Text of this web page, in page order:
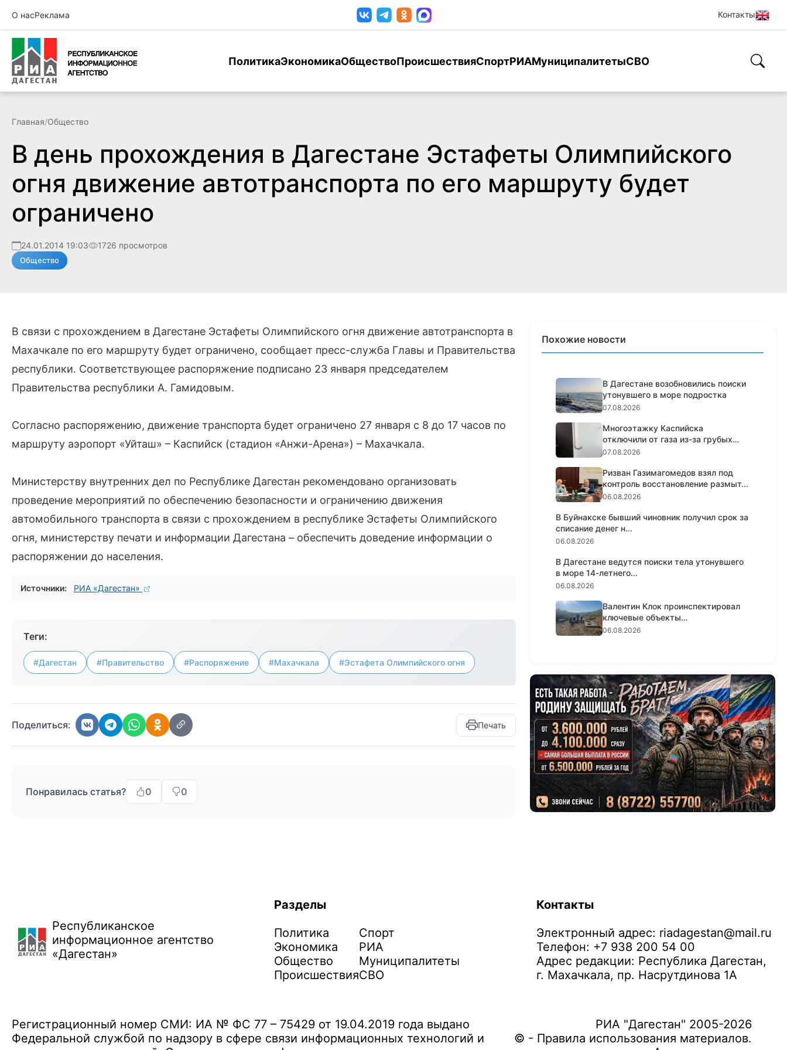
О насРеклама Контакты
ПолитикаЭкономикаОбществоПроисшествияСпортРИАМуниципалитетыСВО
Главная/Общество
В день прохождения в Дагестане Эстафеты Олимпийского
огня движение автотранспорта по его маршруту будет
ограничено
24.01.2014 19:03 1726 просмотров
Общество
В связи с прохождением в Дагестане Эстафеты Олимпийского огня движение автотранспорта в
Махачкале по его маршруту будет ограничено, сообщает пресс-служба Главы и Правительства
республики. Соответствующее распоряжение подписано 23 января председателем
Правительства республики А. Гамидовым.
Согласно распоряжению, движение транспорта будет ограничено 27 января с 8 до 17 часов по
маршруту аэропорт «Уйташ» – Каспийск (стадион «Анжи-Арена») – Махачкала.
Министерству внутренних дел по Республике Дагестан рекомендовано организовать
проведение мероприятий по обеспечению безопасности и ограничению движения
автомобильного транспорта в связи с прохождением в республике Эстафеты Олимпийского
огня, министерству печати и информации Дагестана – обеспечить доведение информации о
распоряжении до населения.
Источники: РИА «Дагестан»
Теги:
#Дагестан #Правительство #Распоряжение #Махачкала #Эстафета Олимпийского огня
Поделиться: Печать
Понравилась статья? 0 0
Похожие новости
В Дагестане возобновились поиски
утонувшего в море подростка
07.08.2026
Многоэтажку Каспийска
отключили от газа из-за грубых
нарушен...
07.08.2026
Ризван Газимагомедов взял под
контроль восстановление размыт...
06.08.2026
В Буйнакске бывший чиновник получил срок за
списание денег н...
06.08.2026
В Дагестане ведутся поиски тела утонувшего
в море 14-летнего...
06.08.2026
Валентин Клок проинспектировал
ключевые объекты
водоснабжени...
06.08.2026
Республиканское
информационное агентство
«Дагестан»
Разделы
Политика
Экономика
Общество
Происшествия
Спорт
РИА
Муниципалитеты
СВО
Контакты
Электронный адрес: riadagestan@mail.ru
Телефон: +7 938 200 54 00
Адрес редакции: Республика Дагестан,
г. Махачкала, пр. Насрутдинова 1А
Регистрационный номер СМИ: ИА № ФС 77 – 75429 от 19.04.2019 года выдано
Федеральной службой по надзору в сфере связи информационных технологий и
РИА "Дагестан" 2005-2026
© - Правила использования материалов.